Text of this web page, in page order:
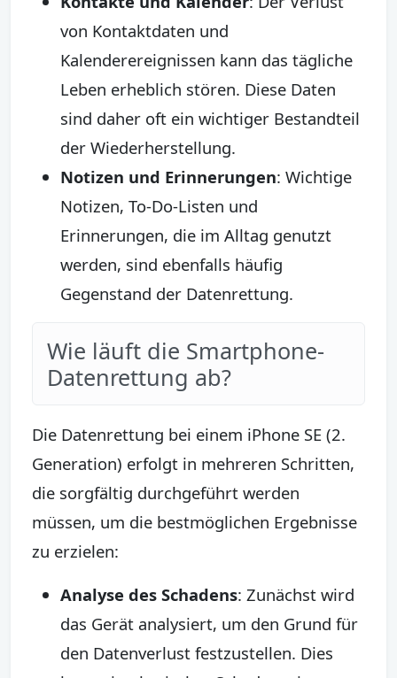
von Kontaktdaten und
Kalenderereignissen kann das tägliche
Leben erheblich stören. Diese Daten
sind daher oft ein wichtiger Bestandteil
der Wiederherstellung.
Notizen und Erinnerungen: Wichtige
Notizen, To-Do-Listen und
Erinnerungen, die im Alltag genutzt
werden, sind ebenfalls häufig
Gegenstand der Datenrettung.
Wie läuft die Smartphone-
Datenrettung ab?
Die Datenrettung bei einem iPhone SE (2.
Generation) erfolgt in mehreren Schritten,
die sorgfältig durchgeführt werden
müssen, um die bestmöglichen Ergebnisse
zu erzielen:
Analyse des Schadens: Zunächst wird
das Gerät analysiert, um den Grund für
den Datenverlust festzustellen. Dies